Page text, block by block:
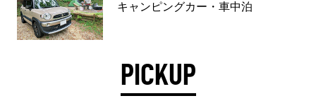
キャンピングカー・車中泊
PICKUP